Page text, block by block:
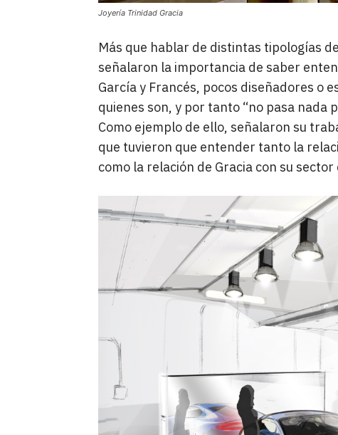
Joyería Trinidad Gracia
Más que hablar de distintas tipologías
señalaron la importancia de saber
García y Francés, pocos diseñadores o
quienes son, y por tanto “no pasa nada
Como ejemplo de ello, señalaron su
que tuvieron que entender tanto la
como la relación de Gracia con su